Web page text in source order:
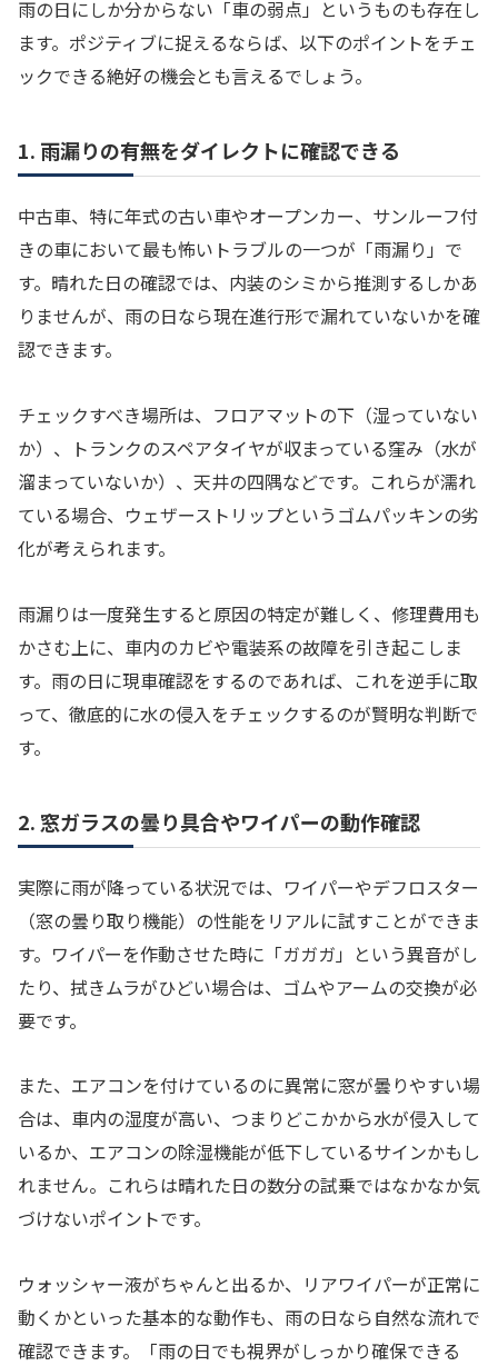
雨の日にしか分からない「車の弱点」というものも存在し
ます。ポジティブに捉えるならば、以下のポイントをチェ
ックできる絶好の機会とも言えるでしょう。
1. 雨漏りの有無をダイレクトに確認できる
中古車、特に年式の古い車やオープンカー、サンルーフ付
きの車において最も怖いトラブルの一つが「雨漏り」で
す。晴れた日の確認では、内装のシミから推測するしかあ
りませんが、雨の日なら現在進行形で漏れていないかを確
認できます。
チェックすべき場所は、フロアマットの下（湿っていない
か）、トランクのスペアタイヤが収まっている窪み（水が
溜まっていないか）、天井の四隅などです。これらが濡れ
ている場合、ウェザーストリップというゴムパッキンの劣
化が考えられます。
雨漏りは一度発生すると原因の特定が難しく、修理費用も
かさむ上に、車内のカビや電装系の故障を引き起こしま
す。雨の日に現車確認をするのであれば、これを逆手に取
って、徹底的に水の侵入をチェックするのが賢明な判断で
す。
2. 窓ガラスの曇り具合やワイパーの動作確認
実際に雨が降っている状況では、ワイパーやデフロスター
（窓の曇り取り機能）の性能をリアルに試すことができま
す。ワイパーを作動させた時に「ガガガ」という異音がし
たり、拭きムラがひどい場合は、ゴムやアームの交換が必
要です。
また、エアコンを付けているのに異常に窓が曇りやすい場
合は、車内の湿度が高い、つまりどこかから水が侵入して
いるか、エアコンの除湿機能が低下しているサインかもし
れません。これらは晴れた日の数分の試乗ではなかなか気
づけないポイントです。
ウォッシャー液がちゃんと出るか、リアワイパーが正常に
動くかといった基本的な動作も、雨の日なら自然な流れで
確認できます。「雨の日でも視界がしっかり確保できる